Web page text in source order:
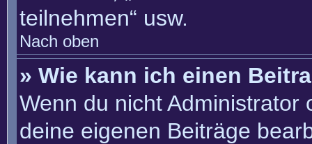
teilnehmen“ usw.
Nach oben
» Wie kann ich einen
Wenn du nicht
deine eigenen Beiträge